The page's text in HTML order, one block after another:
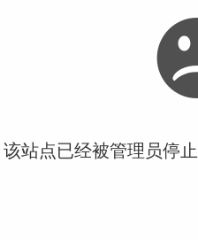
站点已经被管理员停